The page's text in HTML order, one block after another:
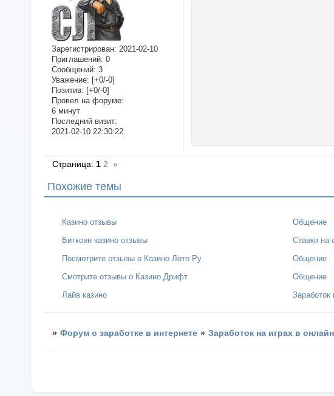
Зарегистрирован: 2021-02-10
Приглашений: 0
Сообщений: 3
Уважение: [+0/-0]
Позитив: [+0/-0]
Провел на форуме:
6 минут
Последний визит:
2021-02-10 22:30:22
Страница: 1 2 »
Похожие темы
Казино отзывы Общение
Биткоин казино отзывы
Ставки на
Посмотрите отзывы о Казино Лото Ру
Общение
Смотрите отзывы о Казино Дрифт
Общение
Лайв казино
Заработок
» Форум о заработке в интернете » Заработок на играх в